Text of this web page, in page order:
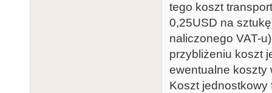
tego koszt
0,25USD na
naliczonego VAT-
przybliżeniu koszt
ewentualne koszty
Koszt jednostkowy